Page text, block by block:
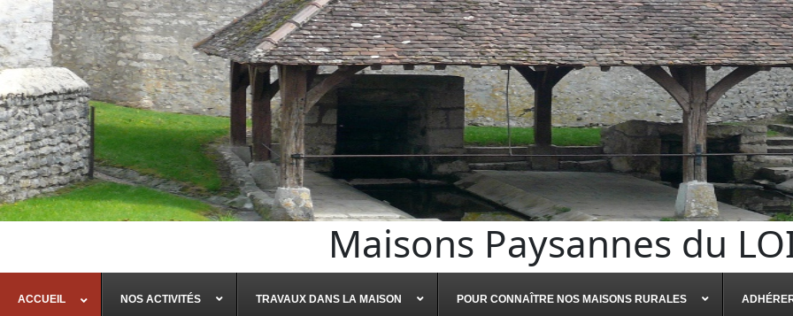
Maisons Paysannes du
ACCUEIL NOS ACTIVITÉS TRAVAUX DANS LA MAISON POUR CONNAÎTRE NOS MAISONS RURALES